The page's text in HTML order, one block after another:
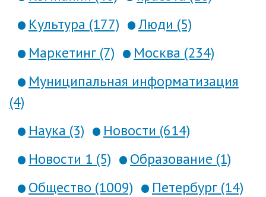
Культура (177)
Люди (5)
Маркетинг (7)
Москва (234)
Муниципальная информатизация
(4)
Наука (3)
Новости (614)
Новости 1 (5)
Образование (1)
Общество (1009)
Петербург (14)